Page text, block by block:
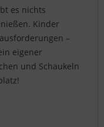
es nichts
Kinder
–
eigener
und Schaukeln